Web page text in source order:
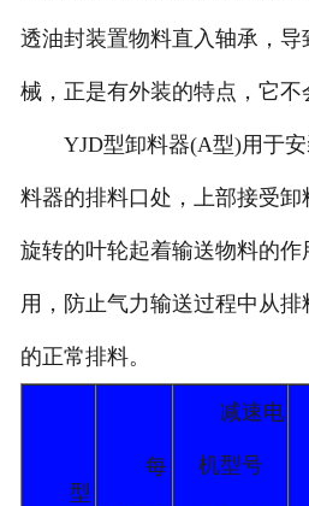
透油封装置物料直入轴承，
械，正是有外装的特点，它不
YJD型卸料器(A型)用于安
料器的排料口处，上部接受
旋转的叶轮起着输送物料的
用，防止气力输送过程中从
的正常排料。
型
每
减速电
机型号